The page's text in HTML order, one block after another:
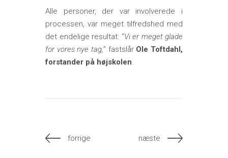
Alle personer, der var involverede i
processen, var meget tilfredshed med
det endelige resultat: “Vi er meget glade
for vores nye tag,” fastslår Ole Toftdahl,
forstander på højskolen.
forrige næste